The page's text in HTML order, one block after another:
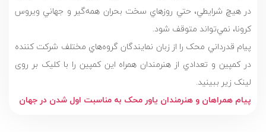
در هيچ شرايطي، حتي روزهاي سخت بحران همه‌گير و جهاني ويروس
کرونا، نمي‌تواند متوقف شود.
پيام قدرداني محک را از زبان نمايندگان گروه‌هاي مختلف شرکت‌ کننده
در کمپين و تعدادي از هنرمندان همراه اين کمپين را با کلیک بر روی
لینک زیر ببينيد.
پیام همراهان و هنرمندان یاور محک به مناسبت اول شدن در جهان